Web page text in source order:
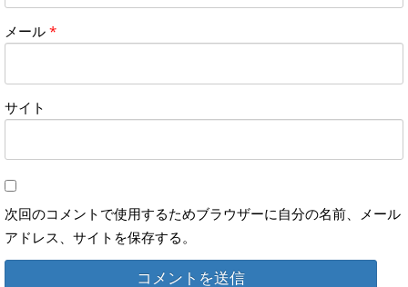
メール *
サイト
次回のコメントで使用するためブラウザーに自分の名前、メール
アドレス、サイトを保存する。